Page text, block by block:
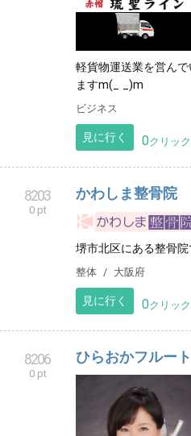
軽貨物運送業を営ん
ますm(_ _)m
ビジネス
見に行く 0クリック
8203
0 pt
かわしま整骨院
堺市北区にある整骨院
整体 大阪府
見に行く 0クリック
8206
0 pt
ひらおかフルー